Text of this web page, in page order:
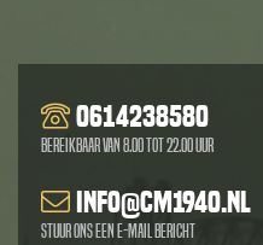
0614238580
Bereikbaar van 8.00 tot 22.00 uur
info@cm1940.nl
Stuur ons een e-mail bericht